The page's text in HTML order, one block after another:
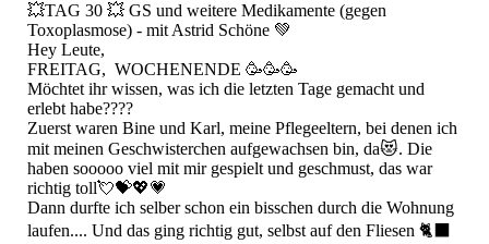
💥TAG 30 💥 GS und weitere Medikamente (gegen
Toxoplasmose) - mit Astrid Schöne 💚
Hey Leute,
FREITAG, WOCHENENDE 🥳🥳🥳
Möchtet ihr wissen, was ich die letzten Tage gemacht und
erlebt habe????
Zuerst waren Bine und Karl, meine Pflegeeltern, bei denen ich
mit meinen Geschwisterchen aufgewachsen bin, da😻. Die
haben sooooo viel mit mir gespielt und geschmust, das war
richtig toll💘💝💖💗
Dann durfte ich selber schon ein bisschen durch die Wohnung
laufen.... Und das ging richtig gut, selbst auf den Fliesen 🐈‍⬛